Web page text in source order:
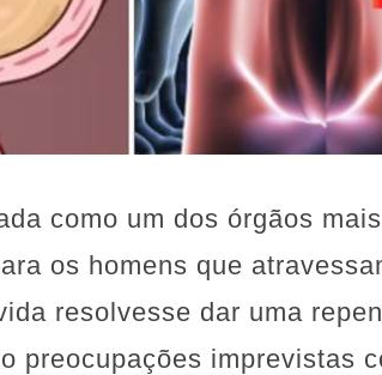
como um dos órgãos
os homens que
resolvesse dar uma
preocupações imprevistas